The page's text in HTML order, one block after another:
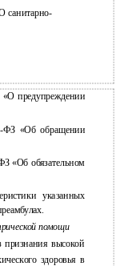
санитарно-
предупреждении
ФЗ «Об обращении
«Об обязательном
указанных
помощи
признания высокой
здоровья в